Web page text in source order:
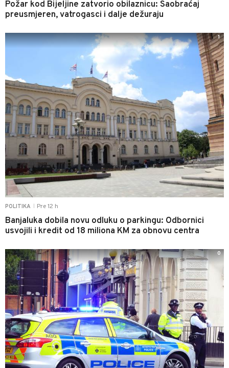
Požar kod Bijeljine zatvorio obilaznicu: Saobraćaj
preusmjeren, vatrogasci i dalje dežuraju
POLITIKA Pre 12 h
Banjaluka dobila novu odluku o parkingu: Odbornici
usvojili i kredit od 18 miliona KM za obnovu centra
1
0